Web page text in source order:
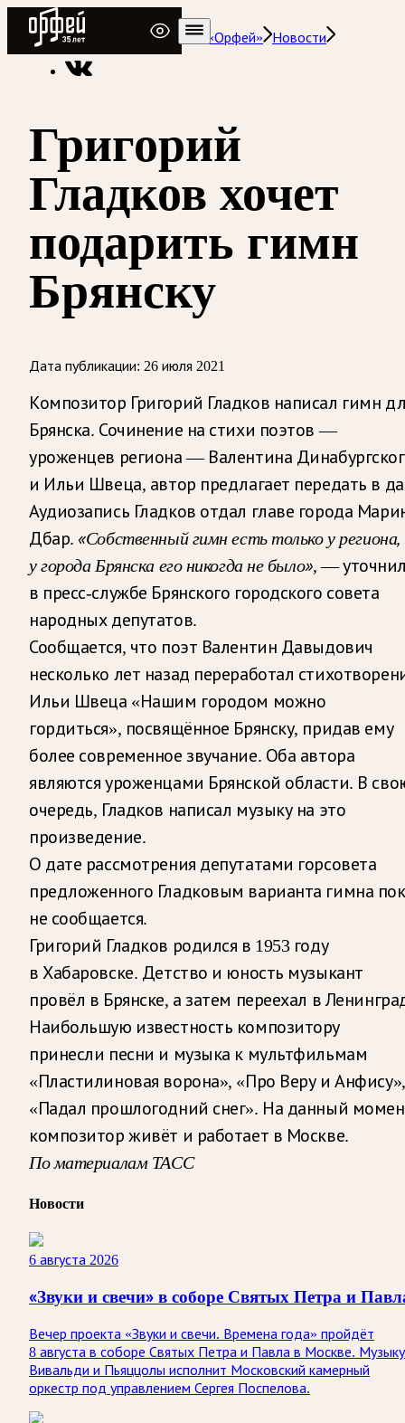
Радио Орфей
Радио классической музыки «Орфей»
Новости
Григорий
Гладков хочет
подарить гимн
Брянску
Дата публикации: 26 июля 2021
Композитор Григорий Гладков написал гимн
Брянска. Сочинение на стихи поэтов —
уроженцев региона — Валентина
и Ильи Швеца, автор предлагает передать в
Аудиозапись Гладков отдал главе города
Дбар. «Собственный гимн есть только у региона,
у города Брянска его никогда не было», —
в пресс-службе Брянского городского совета
народных депутатов.
Сообщается, что поэт Валентин Давыдович
несколько лет назад переработал
Ильи Швеца «Нашим городом можно
гордиться», посвящённое Брянску, придав ему
более современное звучание. Оба автора
являются уроженцами Брянской области. В
очередь, Гладков написал музыку на это
произведение.
О дате рассмотрения депутатами горсовета
предложенного Гладковым варианта гимна
не сообщается.
Григорий Гладков родился в 1953 году
в Хабаровске. Детство и юность музыкант
провёл в Брянске, а затем переехал в
Наибольшую известность композитору
принесли песни и музыка к мультфильмам
«Пластилиновая ворона», «Про Веру и Анфису»,
«Падал прошлогодний снег». На данный
композитор живёт и работает в Москве.
По материалам ТАСС
Новости
6 августа 2026
«Звуки и свечи» в соборе Святых Петра и
Вечер проекта «Звуки и свечи. Времена года» пройдёт
8 августа в соборе Святых Петра и Павла в Москве. Музыку
Вивальди и Пьяццолы исполнит Московский камерный
оркестр под управлением Сергея Поспелова.